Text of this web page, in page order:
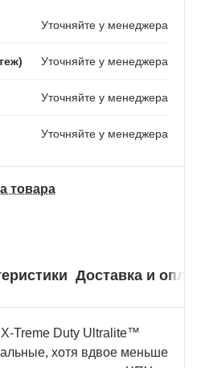
Уточняйте у менеджера
Уточняйте у менеджера
Уточняйте у менеджера
Уточняйте у менеджера
товара
Доставка и
Treme Duty Ultralite™
хотя вдвое меньше